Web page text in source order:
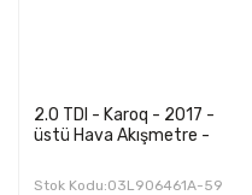
2.0 TDI - Karoq - 2017 -
üstü Hava Akışmetre -
Stok Kodu:03L906461A-59